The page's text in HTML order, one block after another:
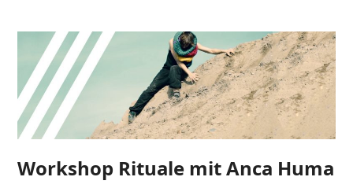
Workshop Rituale mit Anca Huma